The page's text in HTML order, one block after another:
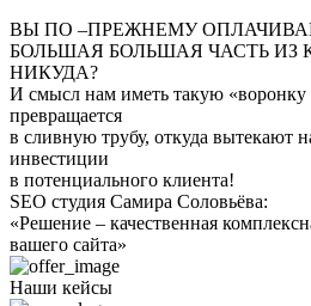
ВЫ ПО –ПРЕЖНЕМУ
БОЛЬШАЯ БОЛЬШАЯ ЧАСТЬ ИЗ
НИКУДА?
И смысл нам иметь такую «воронку
превращается
в сливную трубу, откуда вытекают
инвестиции
в потенциального клиента!
SEO cтудия Самира Соловьёва:
«Решение – качественная
вашего сайта»
Наши кейсы